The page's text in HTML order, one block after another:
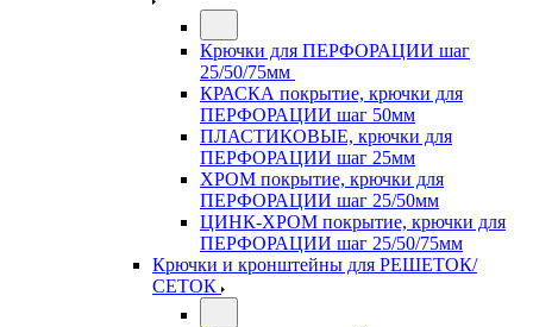
Крючки для ПЕРФОРАЦИИ шаг
25/50/75мм
КРАСКА покрытие, крючки для
ПЕРФОРАЦИИ шаг 50мм
ПЛАСТИКОВЫЕ, крючки для
ПЕРФОРАЦИИ шаг 25мм
ХРОМ покрытие, крючки для
ПЕРФОРАЦИИ шаг 25/50мм
ЦИНК-ХРОМ покрытие, крючки для
ПЕРФОРАЦИИ шаг 25/50/75мм
Крючки и кронштейны для РЕШЕТОК/
СЕТОК